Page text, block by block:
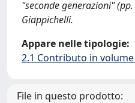
"seconde generazioni"
Giappichelli.
Appare nelle tipologie:
2.1 Contributo in
File in questo prodotto: